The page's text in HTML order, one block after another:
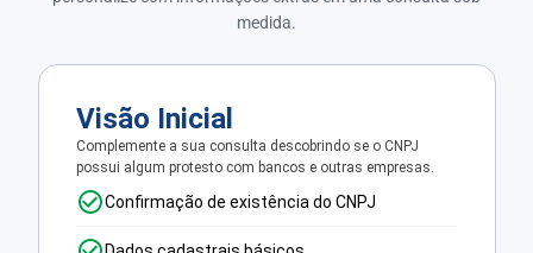
medida.
Visão Inicial
Complemente a sua consulta descobrindo se o CNPJ
possui algum protesto com bancos e outras empresas.
Confirmação de existência do CNPJ